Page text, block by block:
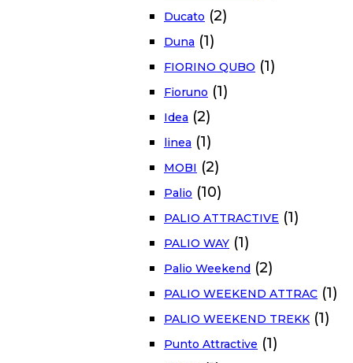
Ducato (2)
Duna (1)
FIORINO QUBO (1)
Fioruno (1)
Idea (2)
linea (1)
MOBI (2)
Palio (10)
PALIO ATTRACTIVE (1)
PALIO WAY (1)
Palio Weekend (2)
PALIO WEEKEND ATTRAC (1)
PALIO WEEKEND TREKK (1)
Punto Attractive (1)